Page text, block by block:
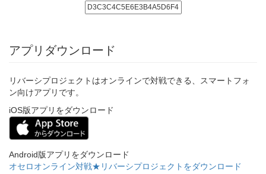
アプリダウンロード
リバーシプロジェクトはオンラインで対戦できる、スマートフォ
ン向けアプリです。
iOS版アプリをダウンロード
Android版アプリをダウンロード
オセロオンライン対戦★リバーシプロジェクトをダウンロード